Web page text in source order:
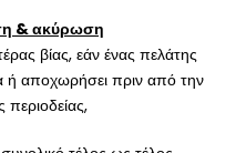
& ακύρωση
βίας, εάν ένας πελάτης
ή αποχωρήσει πριν από την